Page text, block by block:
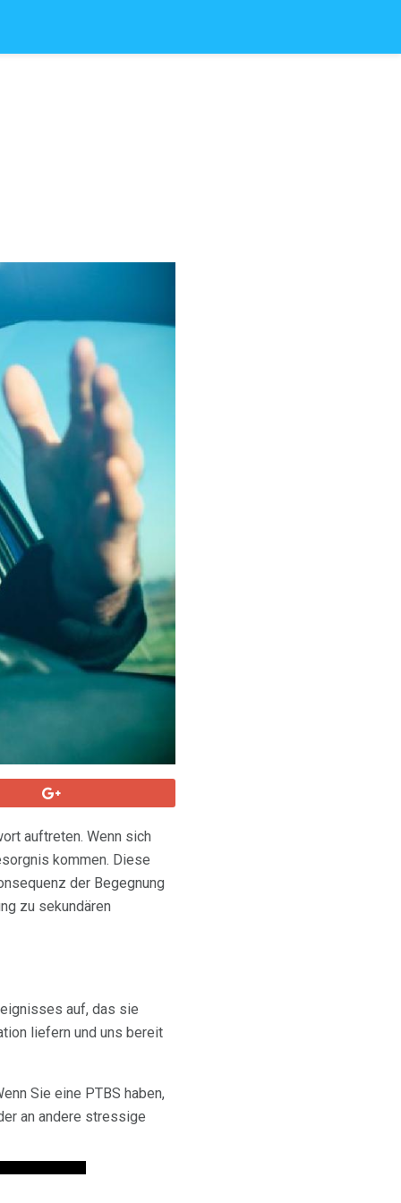
auftreten. Wenn sich
kommen. Diese
der Begegnung
zu sekundären
auf, das sie
liefern und uns bereit
Sie eine PTBS haben,
an andere stressige